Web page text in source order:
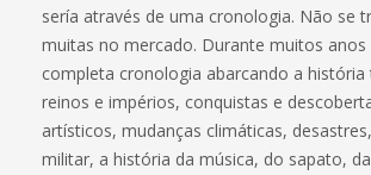
sería através de uma cronologia. Não se
muitas no mercado. Durante muitos
completa cronologia abarcando a
reinos e impérios, conquistas e
artísticos, mudanças climáticas,
militar, a história da música, do sapato,